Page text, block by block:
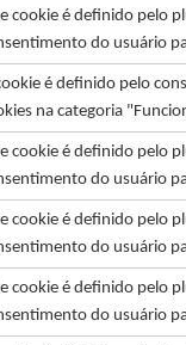
cookie é definido pelo
do usuário
é definido pelo
na categoria
cookie é definido pelo
do usuário
cookie é definido pelo
do usuário
cookie é definido pelo
do usuário